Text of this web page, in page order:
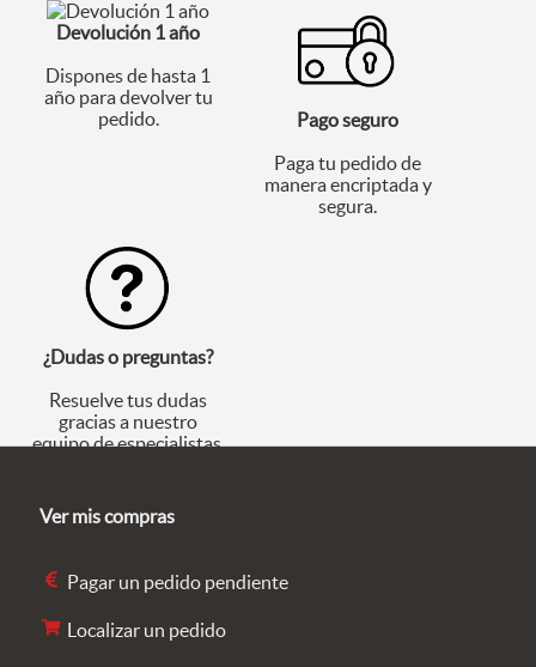
Devolución 1 año
Dispones de hasta 1
año para devolver tu
pedido.
Pago seguro
Paga tu pedido de
manera encriptada y
segura.
¿Dudas o preguntas?
Resuelve tus dudas
gracias a nuestro
equipo de especialistas.
Ver mis compras
Pagar un pedido pendiente
Localizar un pedido